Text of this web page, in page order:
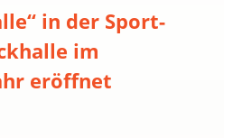
in der Sport-
im
eröffnet